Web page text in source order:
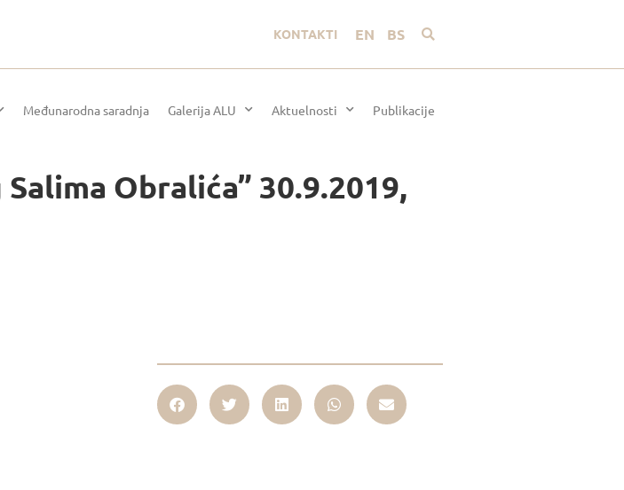
KONTAKTI EN BS
Međunarodna saradnja Galerija ALU Aktuelnosti Publikacije
Obralića” 30.9.2019,